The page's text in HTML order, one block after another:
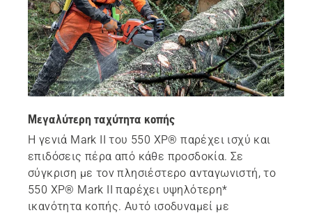
Πώς να επανεφεύρουμε την αριστεία
Μεγαλύτερη ταχύτητα κοπής
Η γενιά Mark II του 550 XP® παρέχει ισχύ και
επιδόσεις πέρα από κάθε προσδοκία. Σε
σύγκριση με τον πλησιέστερο ανταγωνιστή, το
550 XP® Mark II παρέχει υψηλότερη*
ικανότητα κοπής. Αυτό ισοδυναμεί με